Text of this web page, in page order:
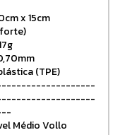
x 15cm
(TPE)
Médio Vollo